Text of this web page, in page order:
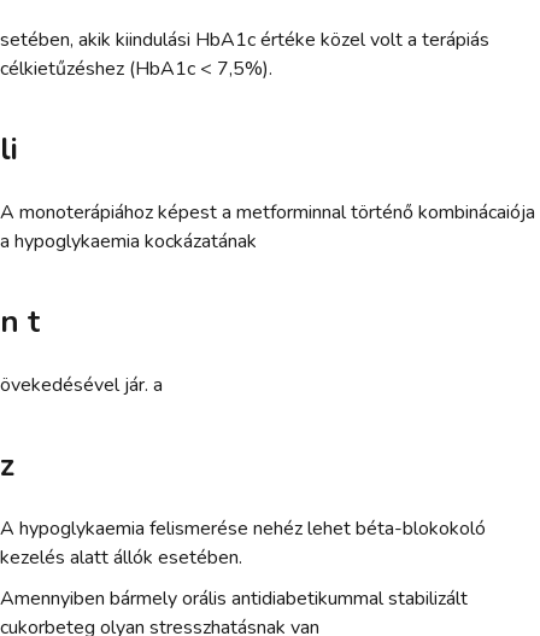
setében, akik kiindulási HbA1c értéke közel volt a terápiás
célkietűzéshez (HbA1c < 7,5%).
li
A monoterápiához képest a metforminnal történő kombinácaiója
a hypoglykaemia kockázatának
n t
övekedésével jár. a
z
A hypoglykaemia felismerése nehéz lehet béta-blokokoló
kezelés alatt állók esetében.
Amennyiben bármely orális antidiabetikummal stabilizált
cukorbeteg olyan stresszhatásnak van